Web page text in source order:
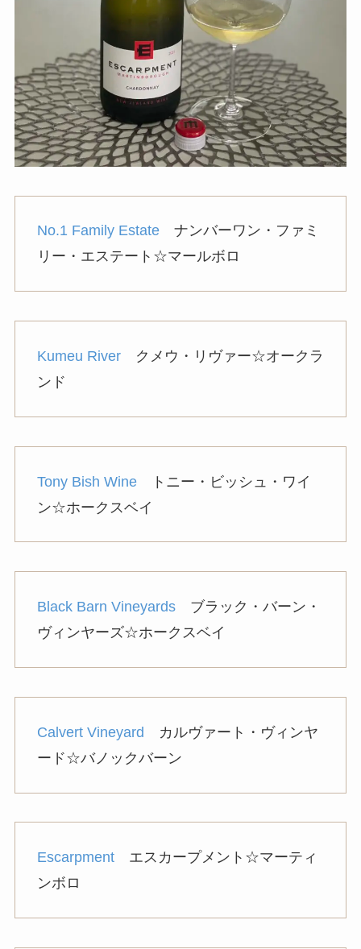
No.1 Family Estateナンバーワン・ファミ
リー・エステート☆マールボロ
Kumeu Riverクメウ・リヴァー☆オークラ
ンド
Tony Bish Wineトニー・ビッシュ・ワイ
ン☆ホークスベイ
Black Barn Vineyardsブラック・バーン・
ヴィンヤーズ☆ホークスベイ
Calvert Vineyard カルヴァート・ヴィンヤ
ード☆バノックバーン
Escarpmentエスカープメント☆マーティ
ンボロ